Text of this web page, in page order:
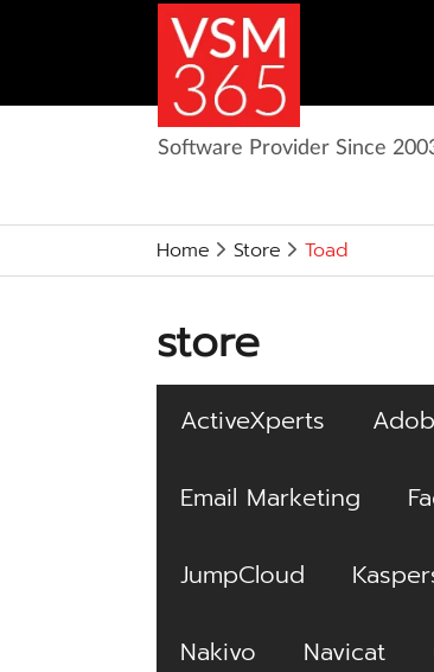
Software Provider Since
Home Store Toad
store
ActiveXperts
Email Marketing
JumpCloud
Nakivo Navicat